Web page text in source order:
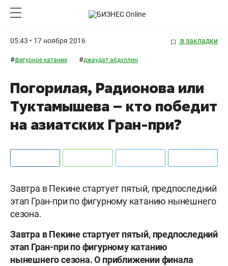
05:43 • 17 ноября 2016 в закладки
#фигурное катание #джаудат абдуллин
Погорилая, Радионова или
Туктамышева – кто победит
на азиатских Гран-при?
Завтра в Пекине стартует пятый, предпоследний
этап Гран-при по фигурному катанию нынешнего
сезона.
Завтра в Пекине стартует пятый, предпоследний
этап Гран-при по фигурному катанию
нынешнего сезона. О приближении финала